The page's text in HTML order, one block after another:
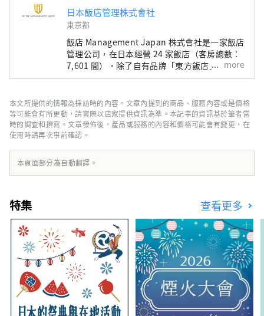
日本飯店管理株式會社
東京都
飯店 Management Japan 株式會社是一家飯店
管理公司，在日本經營 24 家飯店（客房總數：
7,601 間）。除了自有品牌「東方飯店」和「東
方快車飯店」外，該公司還管理和經營各種飯
店」。
more
本文所提供的情報為採訪時的內容。文章內提到的商品、服務內容或是價格
等可能會有所更動，請實際以店家提供資訊為準。本記事的資訊基於筆者當
時的調查和撰寫。文章發佈後，產品或服務的內容和價格可能會有變更，在
使用時請再次事前確認。
本頁面部分為自動翻譯。
特集 查看更多